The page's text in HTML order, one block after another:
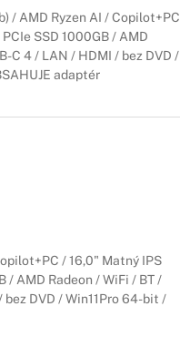
/ AMD Ryzen AI / Copilot+PC
SSD 1000GB / AMD
C 4 / LAN / HDMI / bez DVD /
adaptér
/ 16,0" Matný IPS
/ AMD Radeon / WiFi / BT /
bez DVD / Win11Pro 64-bit /